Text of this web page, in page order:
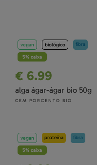
Desporto e Performance
Especial Mulher
Especial Homem
vegan biológico
fibra
5% caixa
€ 6.99
alga ágar-ágar bio 50g
CEM PORCENTO BIO
vegan proteína
fibra
5% caixa